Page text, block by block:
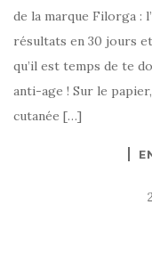
de la marque Filorga :
résultats en 30 jours
qu’il est temps de te
anti-age ! Sur le
cutanée […]